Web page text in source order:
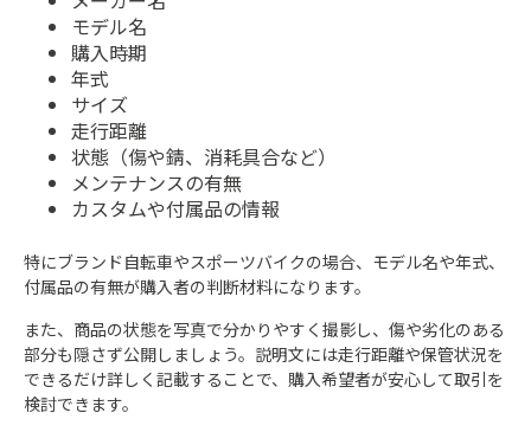
モデル名
購入時期
年式
サイズ
走行距離
状態（傷や錆、消耗具合など）
メンテナンスの有無
カスタムや付属品の情報
特にブランド自転車やスポーツバイクの場合、モデル名や年式、
付属品の有無が購入者の判断材料になります。​
また、商品の状態を写真で分かりやすく撮影し、傷や劣化のある
部分も隠さず公開しましょう。説明文には走行距離や保管状況を
できるだけ詳しく記載することで、購入希望者が安心して取引を
検討できます。